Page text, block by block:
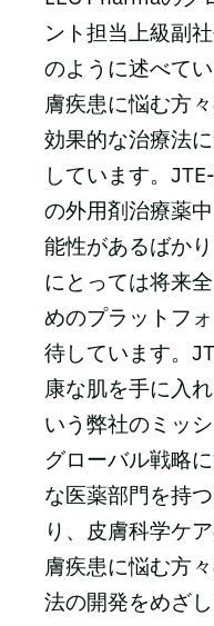
ント担当上級副
のように述べて
膚疾患に悩む方
効果的な治療法
しています。
の外用剤治療薬
能性があるばか
にとっては将来
めのプラットフ
待しています。
康な肌を手に入
いう弊社のミッ
グローバル戦略
な医薬部門を持
り、皮膚科学ケ
膚疾患に悩む方
法の開発をめざし